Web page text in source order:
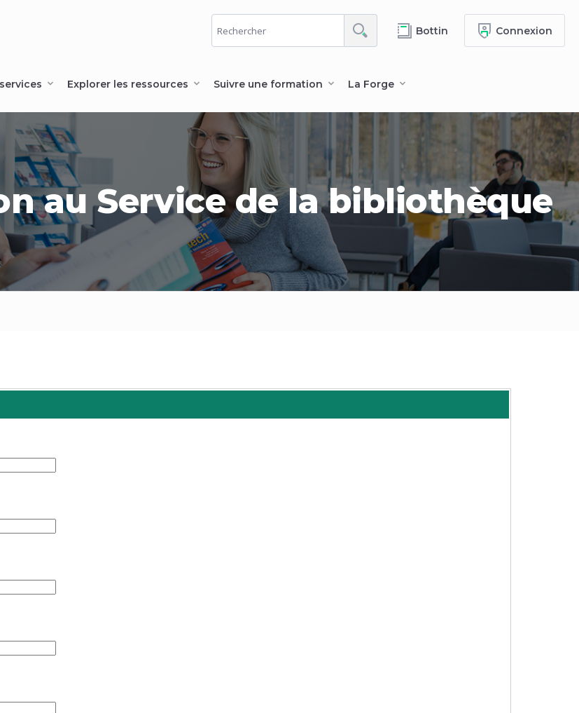
Bottin Connexion
Explorer les ressources Suivre une formation La Forge
au Service de la bibliothèque